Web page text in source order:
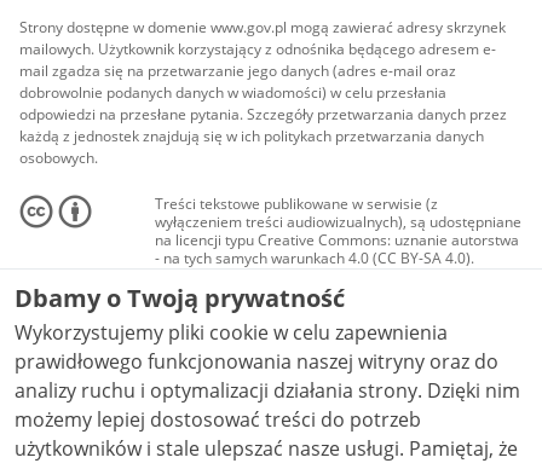
Strony dostępne w domenie www.gov.pl mogą zawierać adresy skrzynek
mailowych. Użytkownik korzystający z odnośnika będącego adresem e-
mail zgadza się na przetwarzanie jego danych (adres e-mail oraz
dobrowolnie podanych danych w wiadomości) w celu przesłania
odpowiedzi na przesłane pytania. Szczegóły przetwarzania danych przez
każdą z jednostek znajdują się w ich politykach przetwarzania danych
osobowych.
Treści tekstowe publikowane w serwisie (z
wyłączeniem treści audiowizualnych), są udostępniane
na licencji typu Creative Commons: uznanie autorstwa
- na tych samych warunkach 4.0 (CC BY-SA 4.0).
Materiały audiowizualne, w tym zdjęcia, materiały
audio i wideo, są udostępniane na licencji typu
Creative Commons: uznanie autorstwa użycie
niekomercyjne - bez utworów zależnych 4.0 (CC BY-
NC-ND 4.0), o ile nie jest to stwierdzone inaczej.
Dbamy o Twoją prywatność
Wykorzystujemy pliki cookie w celu zapewnienia
prawidłowego funkcjonowania naszej witryny oraz do
analizy ruchu i optymalizacji działania strony. Dzięki nim
możemy lepiej dostosować treści do potrzeb
użytkowników i stale ulepszać nasze usługi. Pamiętaj, że